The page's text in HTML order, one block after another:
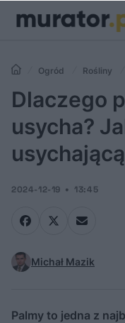
Ogród Rośliny
uratować usychającą
Dlaczego
usycha?
2024-12-19 13:45
Michał Mazik
Palmy to jedna z